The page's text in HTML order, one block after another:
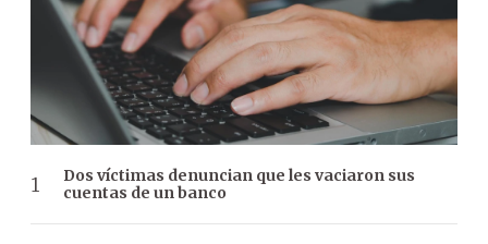
Dos víctimas denuncian que les vaciaron sus
cuentas de un banco